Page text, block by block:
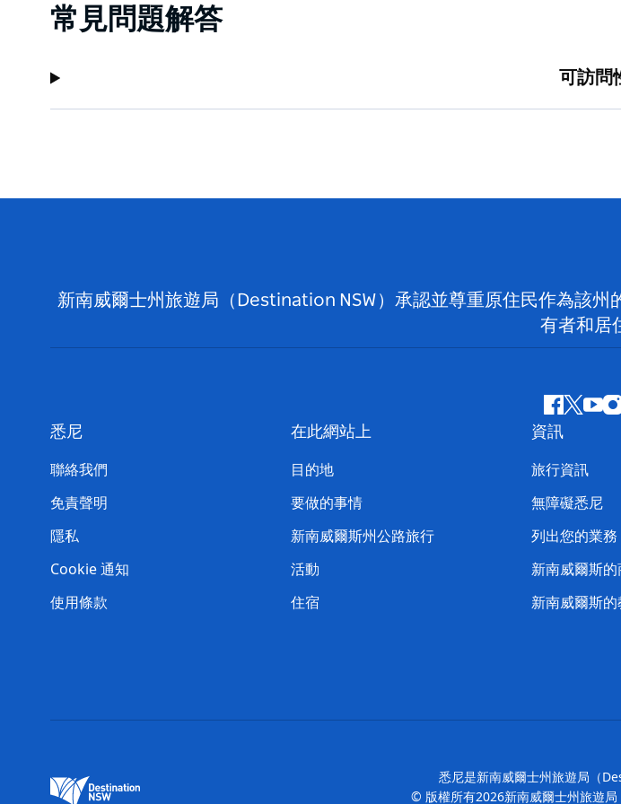
常見問題解答
可訪問
新南威爾士州旅遊局（Destination NSW）承認並尊重原住民作為該
有者和居
Facebook
嘰
喳
喳
悉尼
聯絡我們
免責聲明
隱私
Cookie 通知
使用條款
在此網站上
目的地
要做的事情
新南威爾斯州公路旅行
活動
住宿
資訊
旅行資訊
無障礙悉尼
列出您的業務
新南威爾斯的
新南威爾斯
悉尼是新南威爾士州旅遊局（
© 版權所有2026新南威爾士州旅遊